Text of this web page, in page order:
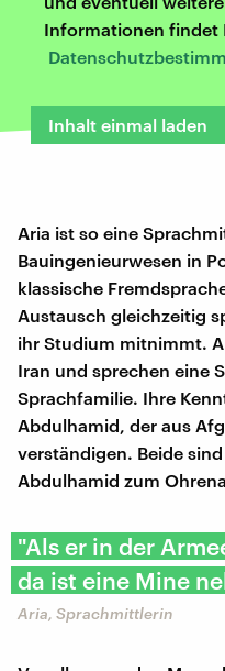
Informationen findet
Inhalt einmal laden
Aria ist so eine
Bauingenieurwesen in
klassische
Austausch gleichzeitig
ihr Studium mitnimmt.
Iran und sprechen eine
Sprachfamilie. Ihre
Abdulhamid, der aus
verständigen. Beide
Abdulhamid zum
"Als er in der
da ist eine Mine
Aria, Sprachmittlerin